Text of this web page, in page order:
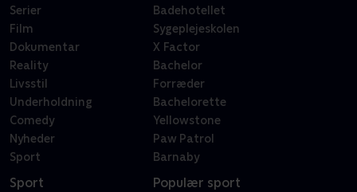
Serier
Film
Dokumentar
Reality
Livsstil
Underholdning
Comedy
Nyheder
Sport
Badehotellet
Sygeplejeskolen
X Factor
Bachelor
Forræder
Bachelorette
Yellowstone
Paw Patrol
Barnaby
Sport Populær sport